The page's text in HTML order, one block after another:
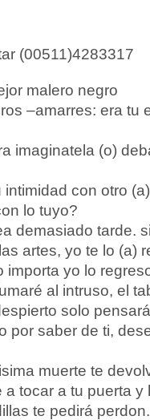
(00511)4283317
malero negro
–amarres: era tu
imaginatela (o)
con otro
lo tuyo?
demasiado tarde.
artes, yo te lo (a)
importa yo lo
al intruso, el
solo
por saber de ti,
muerte te
tocar a tu puerta y
te pedirá perdon.